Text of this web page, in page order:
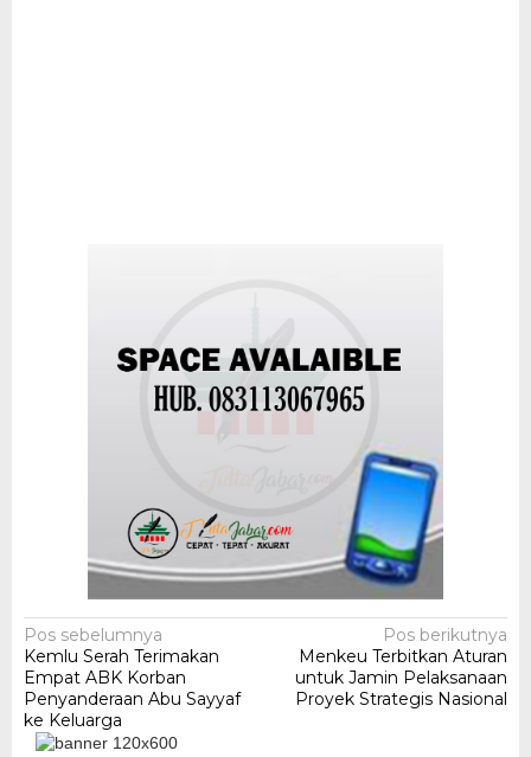
Navigasi
pos
Pos sebelumnya
Kemlu Serah Terimakan
Empat ABK Korban
Penyanderaan Abu Sayyaf
ke Keluarga
Pos berikutnya
Menkeu Terbitkan Aturan
untuk Jamin Pelaksanaan
Proyek Strategis Nasional